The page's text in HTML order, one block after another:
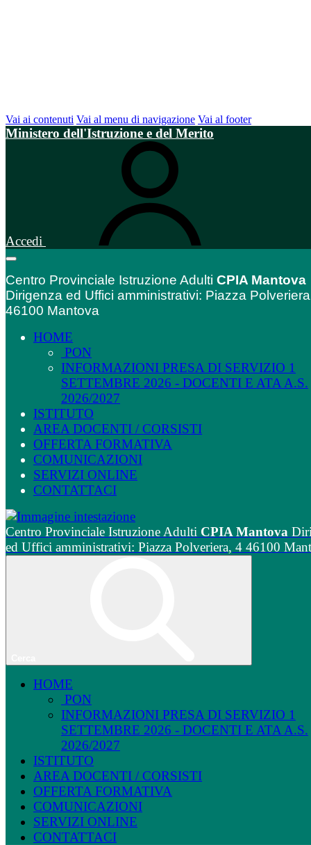
Vai ai contenuti Vai al menu di navigazione Vai al footer
Ministero dell'Istruzione e del Merito
Accedi
Centro Provinciale Istruzione Adulti CPIA Mantova
Dirigenza ed Uffici amministrativi: Piazza
46100 Mantova
HOME
PON
INFORMAZIONI PRESA DI SERVIZIO 1
SETTEMBRE 2026 - DOCENTI E ATA A.S.
2026/2027
ISTITUTO
AREA DOCENTI / CORSISTI
OFFERTA FORMATIVA
COMUNICAZIONI
SERVIZI ONLINE
CONTATTACI
Centro Provinciale Istruzione Adulti CPIA Mantova
ed Uffici amministrativi: Piazza Polveriera, 4 46100
HOME
PON
INFORMAZIONI PRESA DI SERVIZIO 1
SETTEMBRE 2026 - DOCENTI E ATA A.S.
2026/2027
ISTITUTO
AREA DOCENTI / CORSISTI
OFFERTA FORMATIVA
COMUNICAZIONI
SERVIZI ONLINE
CONTATTACI